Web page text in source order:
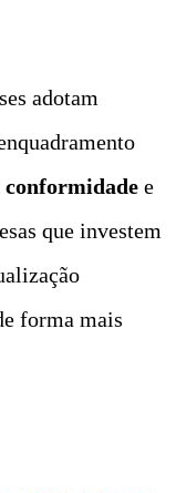
adotam
conformidade e
que investem
forma mais